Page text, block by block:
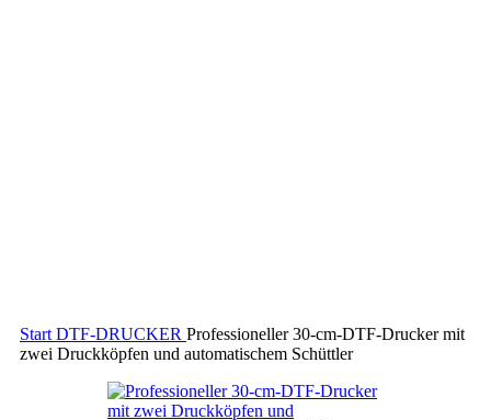
Start DTF-DRUCKER Professioneller 30-cm-DTF-Drucker mit
zwei Druckköpfen und automatischem Schüttler